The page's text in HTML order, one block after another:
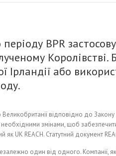
BPR
Ірландії або
відповідно до
змінами, щоб
UK REACH. Статутний документ
один від одного.